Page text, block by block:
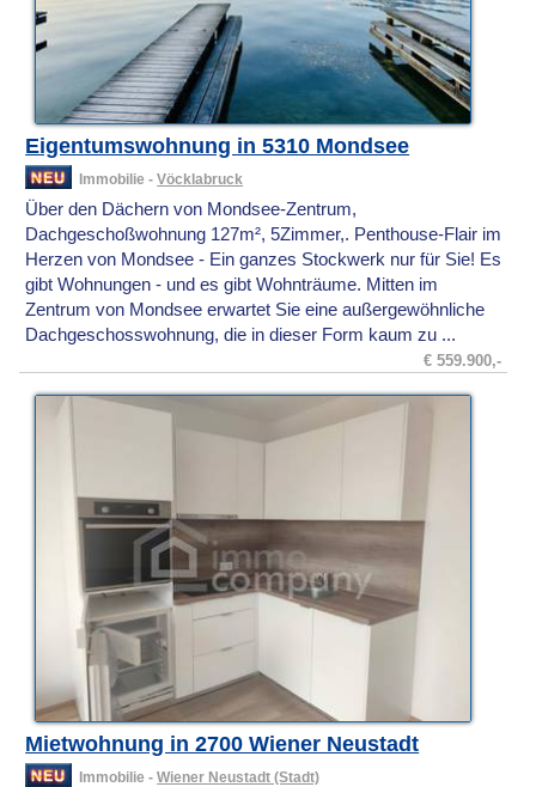
Eigentumswohnung in 5310 Mondsee
Immobilie -Vöcklabruck
Über den Dächern von Mondsee-Zentrum,
Dachgeschoßwohnung 127m², 5Zimmer,. Penthouse-Flair im
Herzen von Mondsee - Ein ganzes Stockwerk nur für Sie! Es
gibt Wohnungen - und es gibt Wohnträume. Mitten im
Zentrum von Mondsee erwartet Sie eine außergewöhnliche
Dachgeschosswohnung, die in dieser Form kaum zu ...
€ 559.900,-
Mietwohnung in 2700 Wiener Neustadt
Immobilie -Wiener Neustadt (Stadt)